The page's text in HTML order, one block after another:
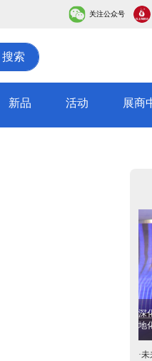
关注公众号
搜索
新品 活动 展商
深
地
·未